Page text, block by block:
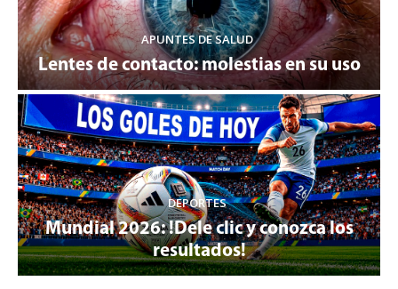
APUNTES DE SALUD
Lentes de contacto: molestias en su uso
DEPORTES
Mundial 2026: !Dele clic y conozca los
resultados!